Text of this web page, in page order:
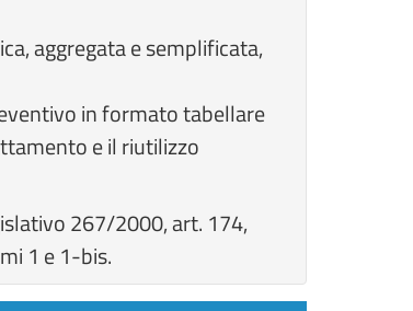
aggregata e semplificata,
in formato tabellare
e il riutilizzo
267/2000, art. 174,
1 e 1-bis.